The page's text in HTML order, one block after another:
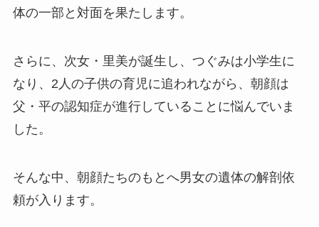
体の一部と対面を果たします。
さらに、次女・里美が誕生し、つぐみは小学生に
なり、2人の子供の育児に追われながら、朝顔は
父・平の認知症が進行していることに悩んでいま
した。
そんな中、朝顔たちのもとへ男女の遺体の解剖依
頼が入ります。